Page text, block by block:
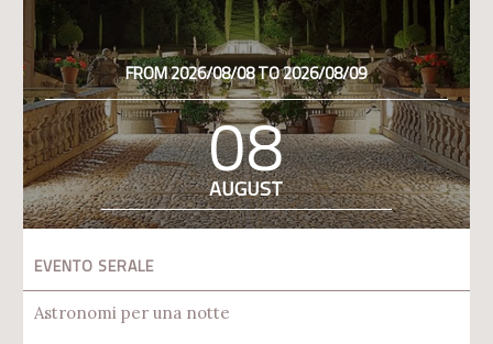
FROM 2026/08/08 TO 2026/08/09
08
AUGUST
EVENTO SERALE
Astronomi per una notte